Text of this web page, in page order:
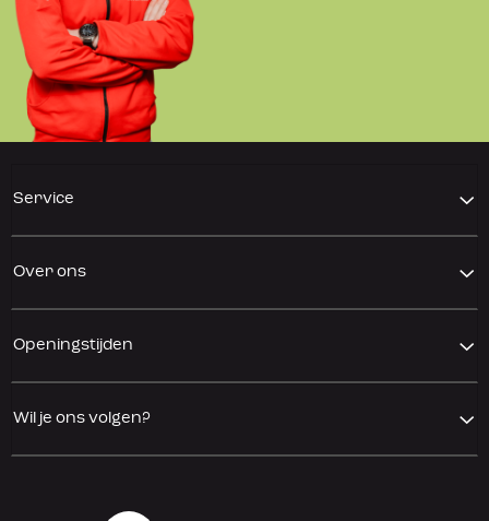
Service
Over ons
Openingstijden
Wil je ons volgen?